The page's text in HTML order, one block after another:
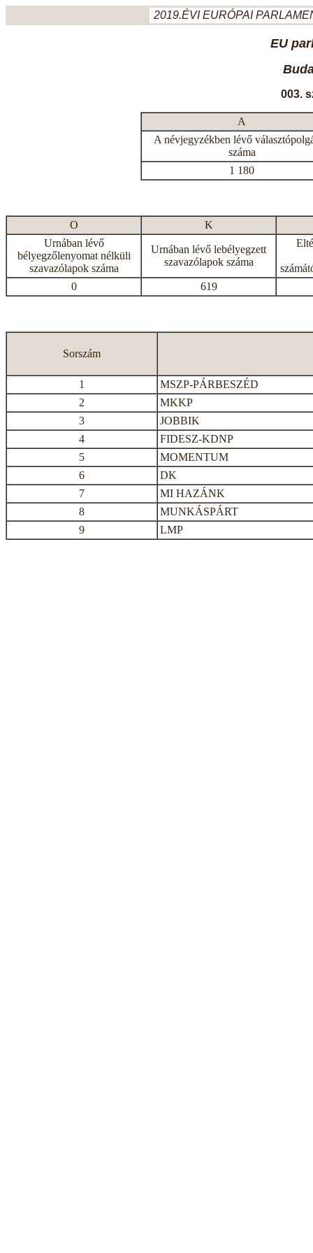
2019.ÉVI EURÓPAI
EU
003.
A
A névjegyzékben lévő
száma
1 180
O
K
Urnában lévő
bélyegzőlenyomat nélküli
szavazólapok száma
Urnában lévő lebélyegzett
szavazólapok száma
0
619
Sorszám
1
MSZP-PÁRBESZÉD
2
MKKP
3
JOBBIK
4
FIDESZ-KDNP
5
MOMENTUM
6
DK
7
MI HAZÁNK
8
MUNKÁSPÁRT
9
LMP